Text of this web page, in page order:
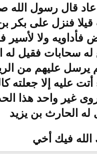
عاد قال رسول الله
فنزل على بكر
فأداويه ولا
سحابات فقيل له
يرسل عليهم من
عليه إلا جعلته
غير واحد هذا
له الحارث بن يزيد
الله فيك أخي